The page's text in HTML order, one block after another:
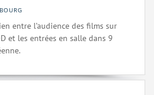
entre l’audience des films sur
et les entrées en salle dans 9